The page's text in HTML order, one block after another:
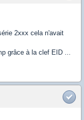
2xxx cela n'avait
grâce à la clef EID ...